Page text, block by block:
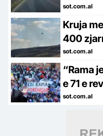
gjobitet
videos
sot.com.al
Kruja
400
kthehen
sot.com.al
“Rama
e 71 e
heqin
sot.com.al